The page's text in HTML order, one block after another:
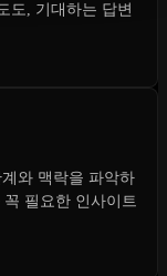
도, 기대하는 답변
와 맥락을 파악하
필요한 인사이트